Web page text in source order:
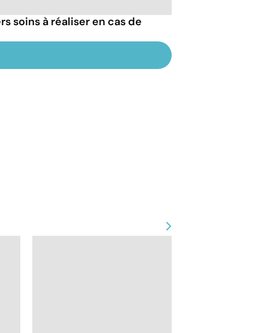
soins à réaliser en cas de